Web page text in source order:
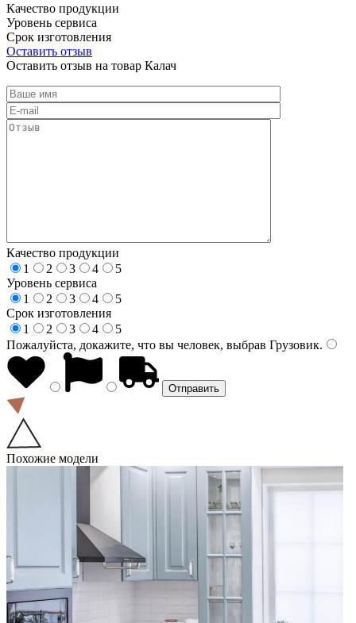
Качество продукции
Уровень сервиса
Срок изготовления
Оставить отзыв
Оставить отзыв на товар Калач
Качество продукции
1
2 3 4
5
Уровень сервиса
1
2 3 4
5
Срок изготовления
1
2 3 4
5
Пожалуйста, докажите, что вы человек, выбрав Грузовик.
Похожие модели